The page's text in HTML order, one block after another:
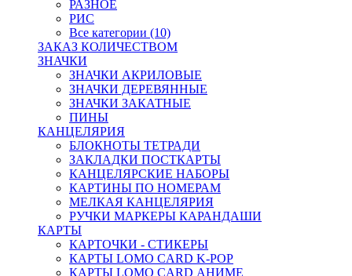
РАЗНОЕ
РИС
Все категории (10)
ЗАКАЗ КОЛИЧЕСТВОМ
ЗНАЧКИ
ЗНАЧКИ АКРИЛОВЫЕ
ЗНАЧКИ ДЕРЕВЯННЫЕ
ЗНАЧКИ ЗАКАТНЫЕ
ПИНЫ
КАНЦЕЛЯРИЯ
БЛОКНОТЫ ТЕТРАДИ
ЗАКЛАДКИ ПОСТКАРТЫ
КАНЦЕЛЯРСКИЕ НАБОРЫ
КАРТИНЫ ПО НОМЕРАМ
МЕЛКАЯ КАНЦЕЛЯРИЯ
РУЧКИ МАРКЕРЫ КАРАНДАШИ
КАРТЫ
КАРТОЧКИ - СТИКЕРЫ
КАРТЫ LOMO CARD K-POP
КАРТЫ LOMO CARD АНИМЕ